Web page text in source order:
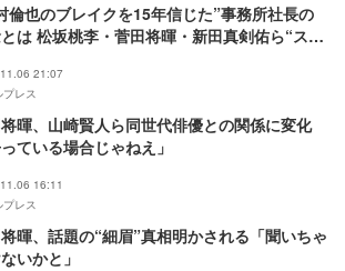
倫也のブレイクを15年信じた”事務所社長の
は 松坂桃李・菅田将暉・新田真剣佑ら“スタ
21:07
レス
暉、山崎賢人ら同世代俳優との関係に変化
っている場合じゃねえ」
16:11
レス
暉、話題の“細眉”真相明かされる「聞いちゃ
いかと」